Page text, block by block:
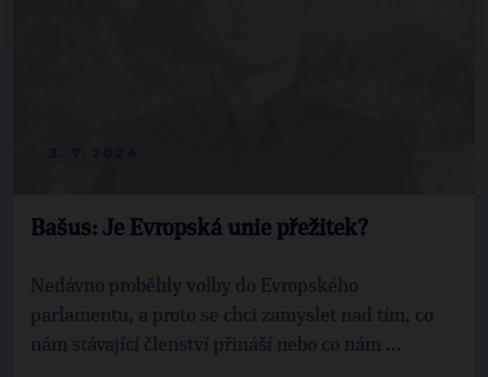
Bašus: Je Evropská unie přežitek?
Nedávno proběhly volby do Evropského
parlamentu, a proto se chci zamyslet nad tím, co
nám stávající členství přináší nebo co nám ...